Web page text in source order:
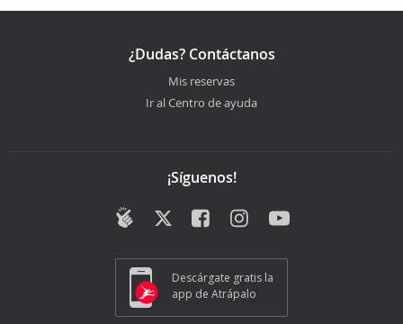
¿Dudas? Contáctanos
Mis reservas
Ir al Centro de ayuda
¡Síguenos!
Descárgate gratis la
app de Atrápalo